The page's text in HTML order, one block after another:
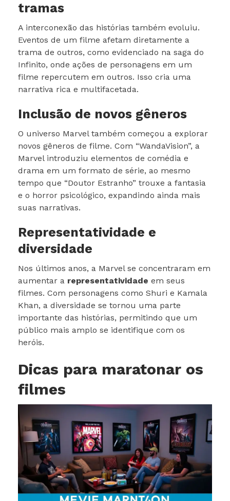
tramas
A interconexão das histórias também evoluiu.
Eventos de um filme afetam diretamente a
trama de outros, como evidenciado na saga do
Infinito, onde ações de personagens em um
filme repercutem em outros. Isso cria uma
narrativa rica e multifacetada.
Inclusão de novos gêneros
O universo Marvel também começou a explorar
novos gêneros de filme. Com “WandaVision”, a
Marvel introduziu elementos de comédia e
drama em um formato de série, ao mesmo
tempo que “Doutor Estranho” trouxe a fantasia
e o horror psicológico, expandindo ainda mais
suas narrativas.
Representatividade e
diversidade
Nos últimos anos, a Marvel se concentraram em
aumentar a representatividade em seus
filmes. Com personagens como Shuri e Kamala
Khan, a diversidade se tornou uma parte
importante das histórias, permitindo que um
público mais amplo se identifique com os
heróis.
Dicas para maratonar os
filmes